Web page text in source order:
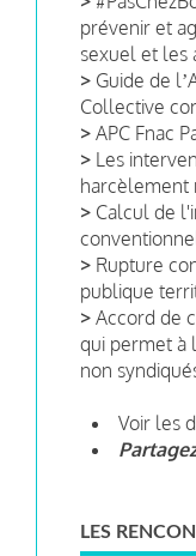
prévenir et
sexuel et les
> Guide de
Collective
> APC Fnac
> Les
harcèlement
> Calcul de
> Rupture
publique
> Accord de
qui permet à
non
Voir les
LES